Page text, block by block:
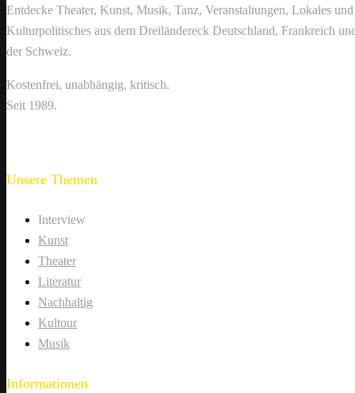
Entdecke Theater, Kunst, Musik, Tanz, Veranstaltungen, Lokales und
Kulturpolitisches aus dem Dreiländereck Deutschland, Frankreich
der Schweiz.
Kostenfrei, unabhängig, kritisch.
Seit 1989.
Unsere Themen
Interview
Kunst
Theater
Literatur
Nachhaltig
Kultour
Musik
Informationen